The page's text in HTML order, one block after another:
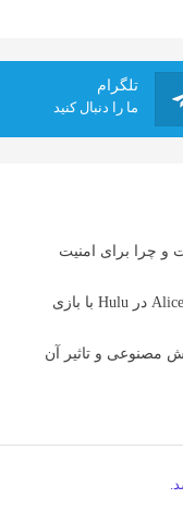
تلگرام
ما را دنبال کنید
و چرا برای امنیت
بررسی سریال Alice and Steve در Hulu با بازی
مصنوعی و تاثیر آن